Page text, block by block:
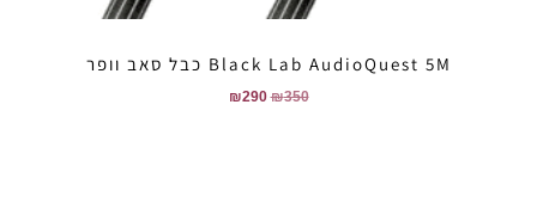
Black Lab AudioQuest 5M כבל סאב וופר
₪350
₪290